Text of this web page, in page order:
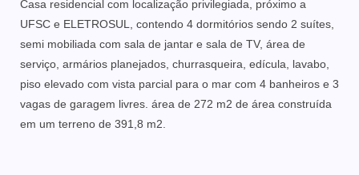
Casa residencial com localização privilegiada, próximo a
UFSC e ELETROSUL, contendo 4 dormitórios sendo 2 suítes,
semi mobiliada com sala de jantar e sala de TV, área de
serviço, armários planejados, churrasqueira, edícula, lavabo,
piso elevado com vista parcial para o mar com 4 banheiros e 3
vagas de garagem livres. área de 272 m2 de área construída
em um terreno de 391,8 m2.